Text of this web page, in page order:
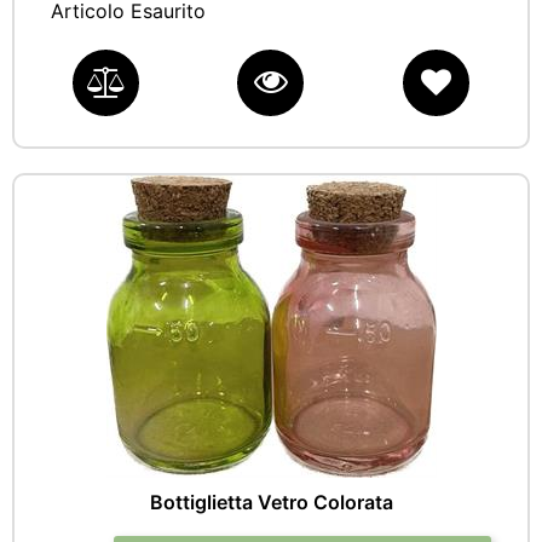
Articolo Esaurito
Bottiglietta Vetro Colorata